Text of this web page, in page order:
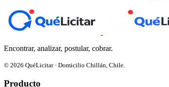
Encontrar, analizar, postular, cobrar.
© 2026 QuéLicitar · Domicilio Chillán, Chile.
Producto